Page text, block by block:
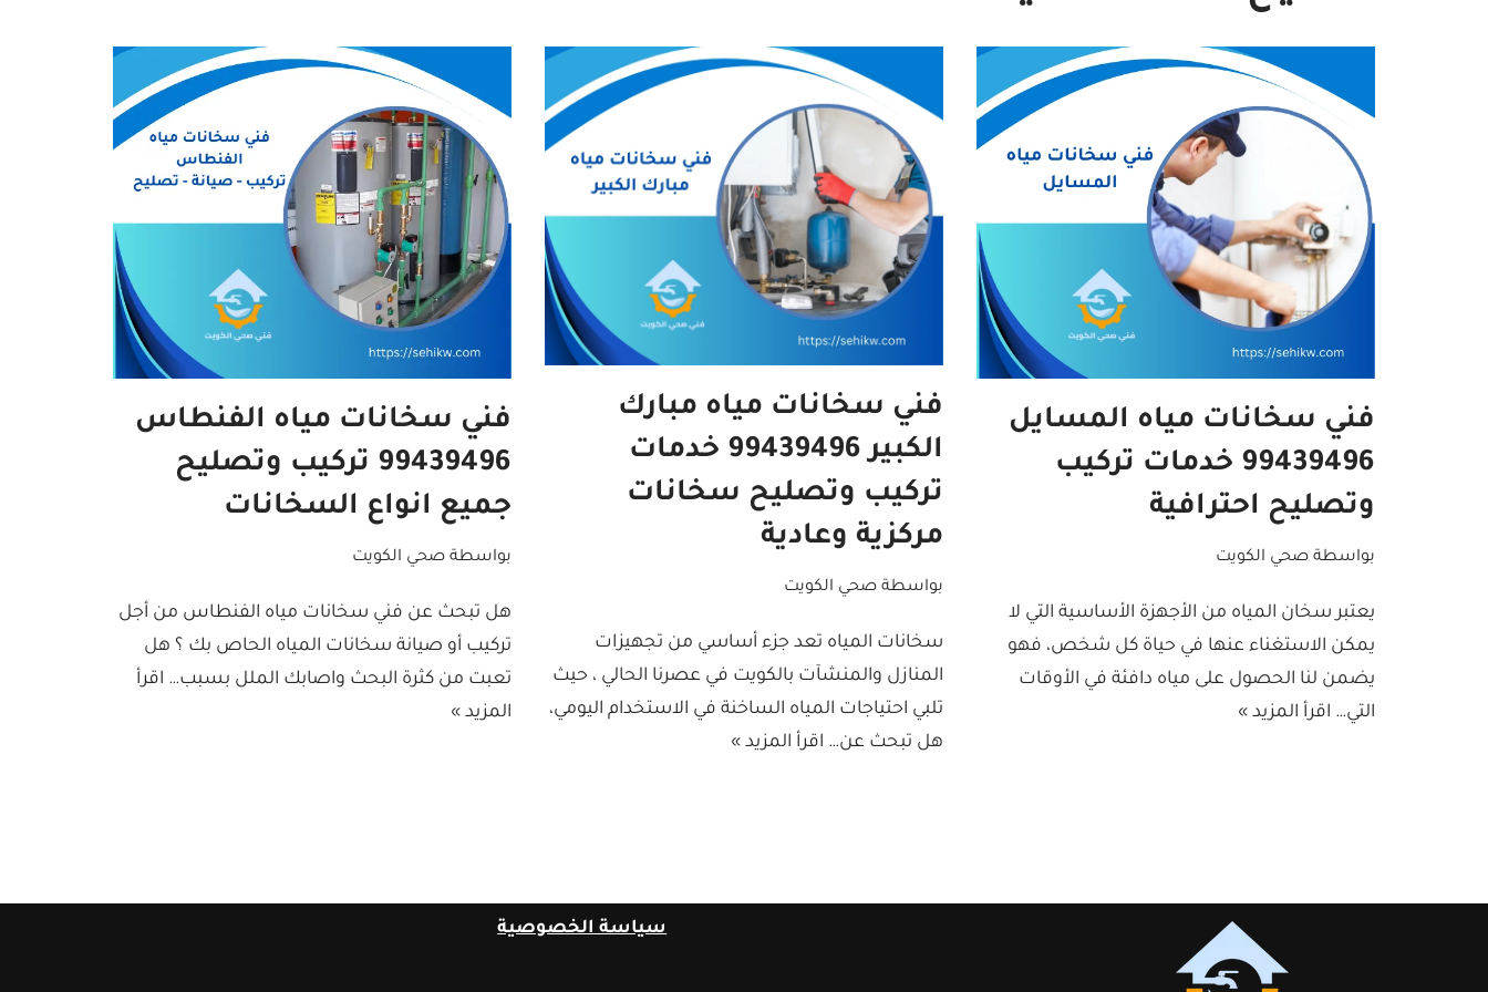
فني سخانات مياه المسايل
99439496 خدمات تركيب
وتصليح احترافية
بواسطة صحي الكويت
يعتبر سخان المياه من الأجهزة الأساسية التي لا
يمكن الاستغناء عنها في حياة كل شخص، فهو
يضمن لنا الحصول على مياه دافئة في الأوقات
التي… اقرأ المزيد »
فني سخانات مياه مبارك
الكبير 99439496 خدمات
تركيب وتصليح سخانات
مركزية وعادية
بواسطة صحي الكويت
سخانات المياه تعد جزء أساسي من تجهيزات
المنازل والمنشآت بالكويت في عصرنا الحالي ، حيث
تلبي احتياجات المياه الساخنة في الاستخدام اليومي،
هل تبحث عن… اقرأ المزيد »
فني سخانات مياه الفنطاس
99439496 تركيب وتصليح
جميع انواع السخانات
بواسطة صحي الكويت
هل تبحث عن فني سخانات مياه الفنطاس من أجل
تركيب أو صيانة سخانات المياه الحاص بك ؟ هل
تعبت من كثرة البحث واصابك الملل بسبب… اقرأ
المزيد »
سياسة الخصوصية